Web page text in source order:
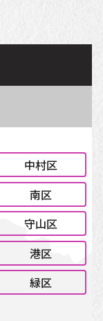
中村区
南区
守山区
港区
緑区